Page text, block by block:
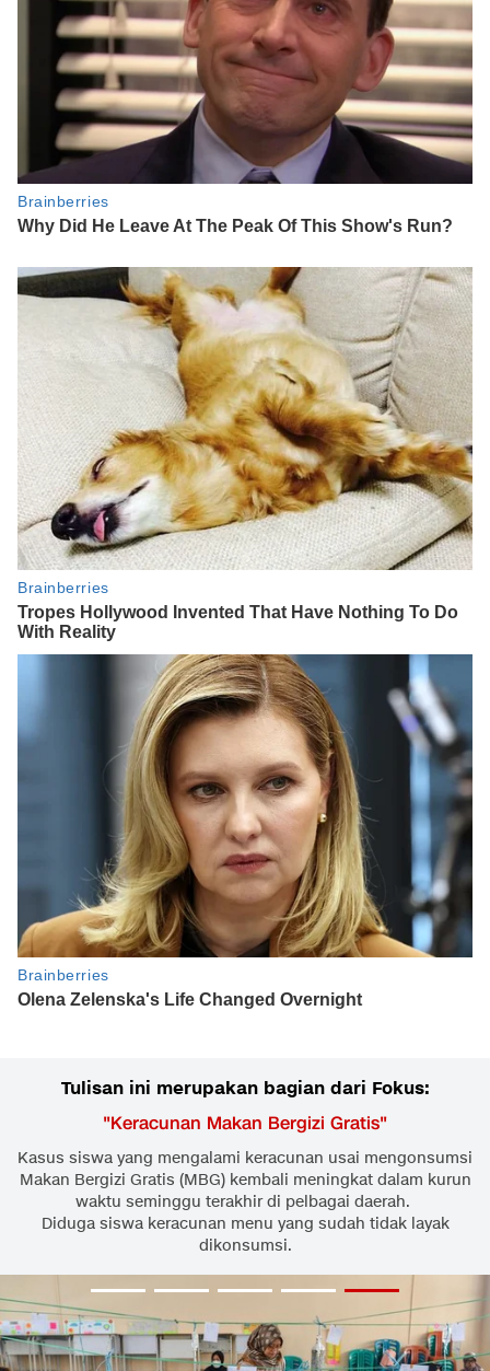
Tulisan ini merupakan bagian dari Fokus:
"Keracunan Makan Bergizi Gratis"
Kasus siswa yang mengalami keracunan usai mengonsumsi
Makan Bergizi Gratis (MBG) kembali meningkat dalam kurun
waktu seminggu terakhir di pelbagai daerah.
Diduga siswa keracunan menu yang sudah tidak layak
dikonsumsi.